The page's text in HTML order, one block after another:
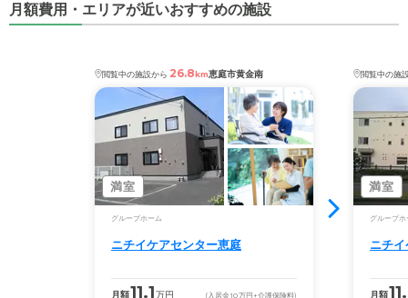
月額費用・エリアが近いおすすめの施設
閲覧中の施設から 26.8km恵庭市黄金南
満室
グループホーム
ニチイケアセンター恵庭
月額11.1万円 (入居金10万円 +介護保険料)
閲覧中の施
満室
グループホ
ニチ
月額